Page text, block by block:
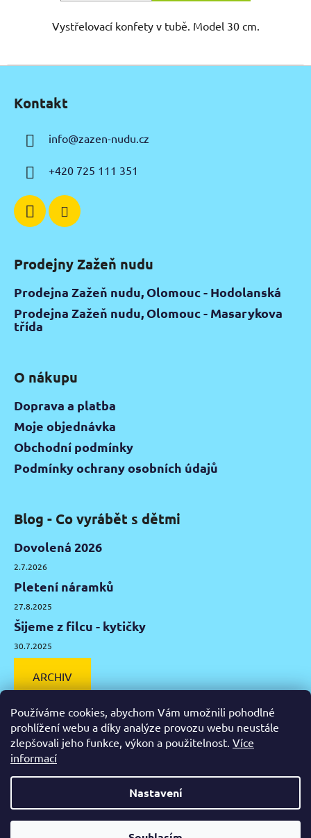
Používáme cookies, abychom Vám umožnili pohodlné
prohlížení webu a díky analýze provozu webu neustále
zlepšovali jeho funkce, výkon a použitelnost. Více
informací
Nastavení
Od čtvrtka 6.8. do úterý 11.8. máme mimořádně zavřeno.
Vystřelovací konfety v tubě. Model 30 cm.
Kontakt
info@zazen-nudu.cz
+420 725 111 351
Prodejny Zažeň nudu
Prodejna Zažeň nudu, Olomouc - Hodolanská
Prodejna Zažeň nudu, Olomouc - Masarykova
třída
O nákupu
Doprava a platba
Moje objednávka
Obchodní podmínky
Podmínky ochrany osobních údajů
Blog - Co vyrábět s dětmi
Dovolená 2026
2.7.2026
Pletení náramků
27.8.2025
Šijeme z filcu - kytičky
30.7.2025
ARCHIV
Facebook
Vytvořil Shoptet